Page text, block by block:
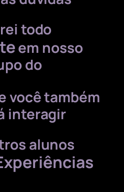
todo
em nosso
do
você também
interagir
alunos
xperiências